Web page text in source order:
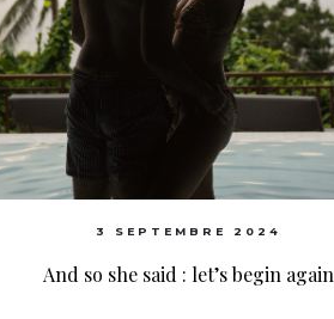
3 SEPTEMBRE 2024
And so she said : let’s begin again